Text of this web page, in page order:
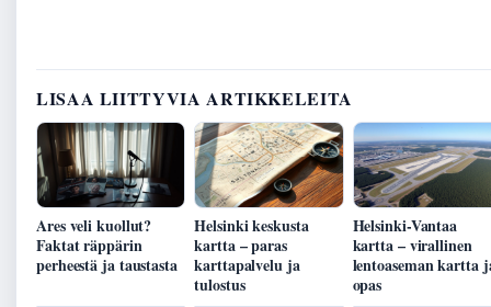
LISAA LIITTYVIA ARTIKKELEITA
Ares veli kuollut?
Faktat räppärin
perheestä ja taustasta
Helsinki keskusta
kartta – paras
karttapalvelu ja
tulostus
Helsinki-Vantaa
kartta – virallinen
lentoaseman kartta
opas